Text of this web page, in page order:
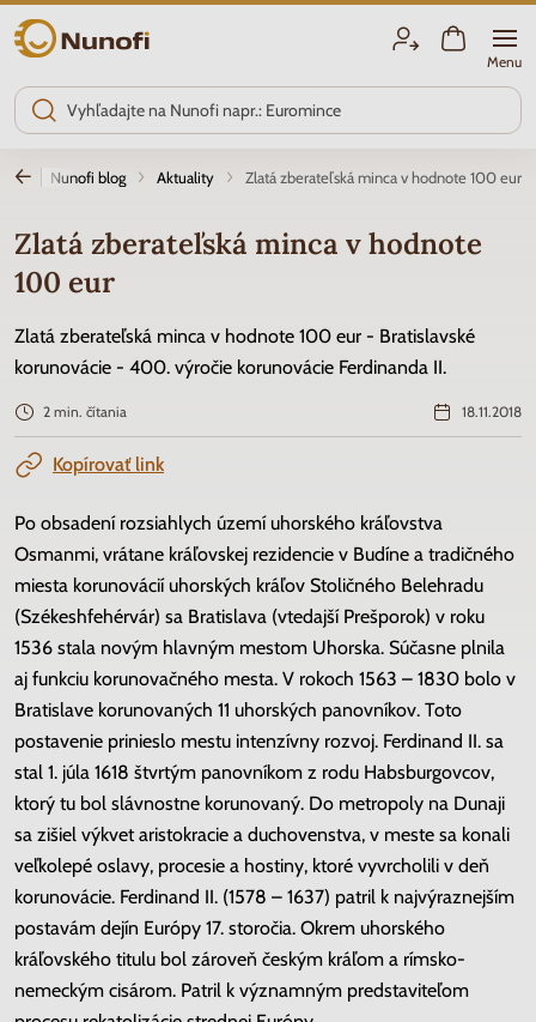
Nunofi.sk
Menu
Nunofi blog Aktuality Zlatá zberateľská minca v hodnote 100 eur
Zlatá zberateľská minca v hodnote
100 eur
Zlatá zberateľská minca v hodnote 100 eur - Bratislavské
korunovácie - 400. výročie korunovácie Ferdinanda II.
2 min. čítania 18.11.2018
Kopírovať link
Po obsadení rozsiahlych území uhorského kráľovstva
Osmanmi, vrátane kráľovskej rezidencie v Budíne a tradičného
miesta korunovácií uhorských kráľov Stoličného Belehradu
(Székeshfehérvár) sa Bratislava (vtedajší Prešporok) v roku
1536 stala novým hlavným mestom Uhorska. Súčasne plnila
aj funkciu korunovačného mesta. V rokoch 1563 – 1830 bolo v
Bratislave korunovaných 11 uhorských panovníkov. Toto
postavenie prinieslo mestu intenzívny rozvoj. Ferdinand II. sa
stal 1. júla 1618 štvrtým panovníkom z rodu Habsburgovcov,
ktorý tu bol slávnostne korunovaný. Do metropoly na Dunaji
sa zišiel výkvet aristokracie a duchovenstva, v meste sa konali
veľkolepé oslavy, procesie a hostiny, ktoré vyvrcholili v deň
korunovácie. Ferdinand II. (1578 – 1637) patril k najvýraznejším
postavám dejín Európy 17. storočia. Okrem uhorského
kráľovského titulu bol zároveň českým kráľom a rímsko-
nemeckým cisárom. Patril k významným predstaviteľom